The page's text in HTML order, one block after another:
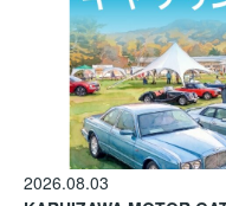
2026.08.03